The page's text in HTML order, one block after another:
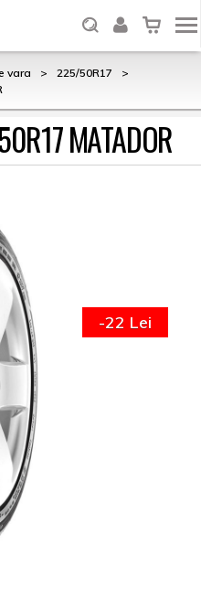
vara > 225/50R17
>
MATADOR
-22 Lei